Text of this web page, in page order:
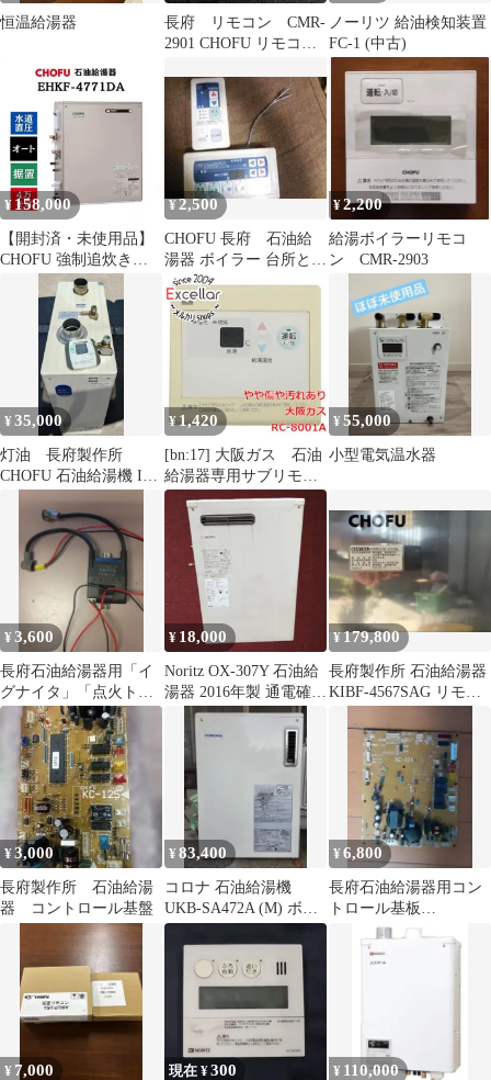
恒温給湯器
長府 リモコン CMR-
2901 CHOFU リモコ
ノーリツ 給油検知装置
FC-1 (中古)
¥ 158,000
【開封済・未使用品】
CHOFU 強制追炊き付
エコフィール 石油給湯
器 EHKF-4771DA
¥2,500
CHOFU 長府 石油給
湯器 ボイラー 台所と浴
室リモコン YST-1300
¥2,200
給湯ボイラーリモコ
ン CMR-2903
¥35,000
灯油 長府製作所
CHOFU 石油給湯機 IB-
¥ 1,420
[bn:17] 大阪ガス 石油
給湯器専用サブリモコ
ン RC-8001A
¥55,000
小型電気温水器
¥3,600
長府石油給湯器用「イ
グナイタ」「点火トラ
ンス」KIB、IB386シリ
ーズなど
¥ 18,000
Noritz OX-307Y 石油給
湯器 2016年製 通電確認
済 (BB)
¥179,800
長府製作所 石油給湯器
KIBF-4567SAG リモコ
¥3,000
長府製作所 石油給湯
器 コントロール基盤
¥83,400
コロナ 石油給湯機
UKB-SA472A (M) ボイ
ラー 追い焚き オート
¥6,800
長府石油給湯器用コン
トロール基板
「KC223」
KIBF3860SAG等用
¥ 7,000 現在 ¥300 ¥ 110,000